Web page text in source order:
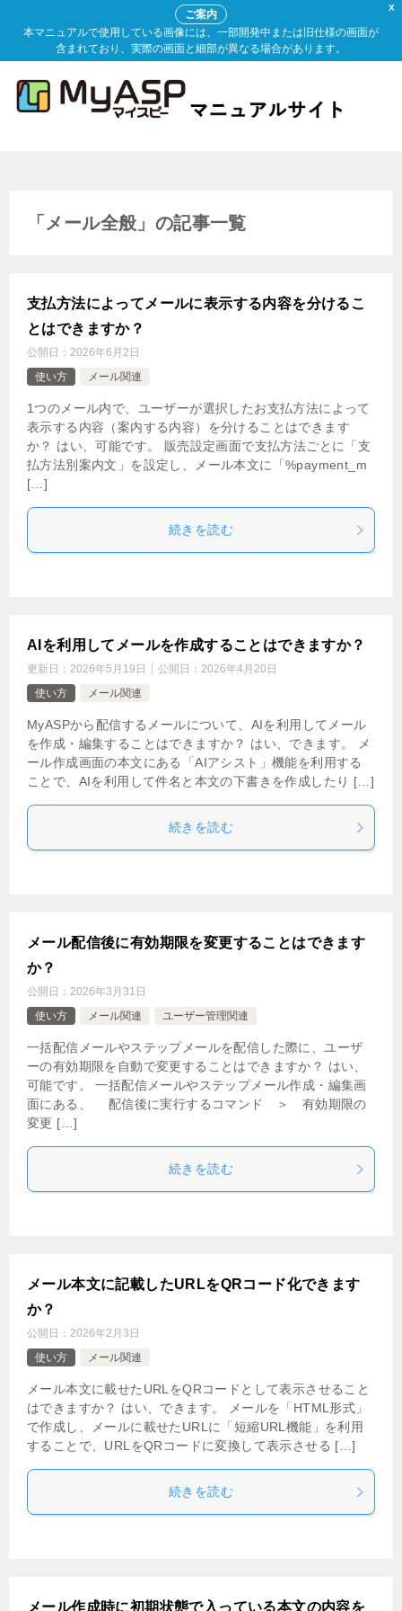
X
ご案内
本マニュアルで使用している画像には、一部開発中または旧仕様の画面が
含まれており、実際の画面と細部が異なる場合があります。
「メール全般」の記事一覧
支払方法によってメールに表示する内容を分けるこ
とはできますか？
公開日： 2026年6月2日
使い方
メール関連
1つのメール内で、ユーザーが選択したお支払方法によって
表示する内容（案内する内容）を分けることはできます
か？ はい、可能です。 販売設定画面で支払方法ごとに「支
払方法別案内文」を設定し、メール本文に「%payment_m
[…]
続きを読む
AIを利用してメールを作成することはできますか？
更新日： 2026年5月19日 公開日： 2026年4月20日
使い方
メール関連
MyASPから配信するメールについて、AIを利用してメール
を作成・編集することはできますか？ はい、できます。 メ
ール作成画面の本文にある「AIアシスト」機能を利用する
ことで、AIを利用して件名と本文の下書きを作成したり […]
続きを読む
メール配信後に有効期限を変更することはできます
か？
公開日： 2026年3月31日
使い方
メール関連 ユーザー管理関連
一括配信メールやステップメールを配信した際に、ユーザ
ーの有効期限を自動で変更することはできますか？ はい、
可能です。 一括配信メールやステップメール作成・編集画
面にある、 配信後に実行するコマンド ＞ 有効期限の
変更 […]
続きを読む
メール本文に記載したURLをQRコード化できます
か？
公開日： 2026年2月3日
使い方
メール関連
メール本文に載せたURLをQRコードとして表示させること
はできますか？ はい、できます。 メールを「HTML形式」
で作成し、メールに載せたURLに「短縮URL機能」を利用
することで、URLをQRコードに変換して表示させる […]
続きを読む
メール作成時に初期状態で入っている本文の内容を